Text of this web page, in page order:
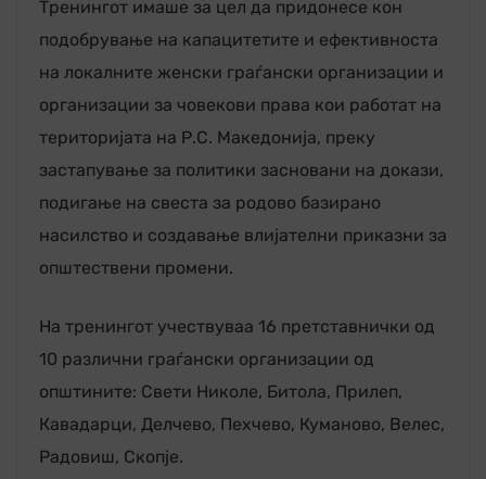
Тренингот имаше за цел да придонесе кон
подобрување на капацитетите и ефективноста
на локалните женски граѓански организации и
организации за човекови права кои работат на
територијата на Р.С. Македонија, преку
застапување за политики засновани на докази,
подигање на свеста за родово базирано
насилство и создавање влијателни приказни за
општествени промени.
На тренингот учествуваа 16 претставнички од
10 различни граѓански организации од
општините: Свети Николе, Битола, Прилеп,
Кавадарци, Делчево, Пехчево, Куманово, Велес,
Радовиш, Скопје.